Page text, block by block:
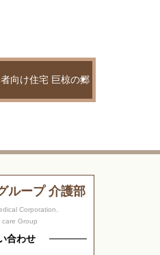
向け住宅 巨椋の郷
ループ 介護部
Corporation,
care Group
合わせ